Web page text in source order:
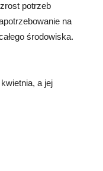
potrzeb
na
środowiska.
a jej